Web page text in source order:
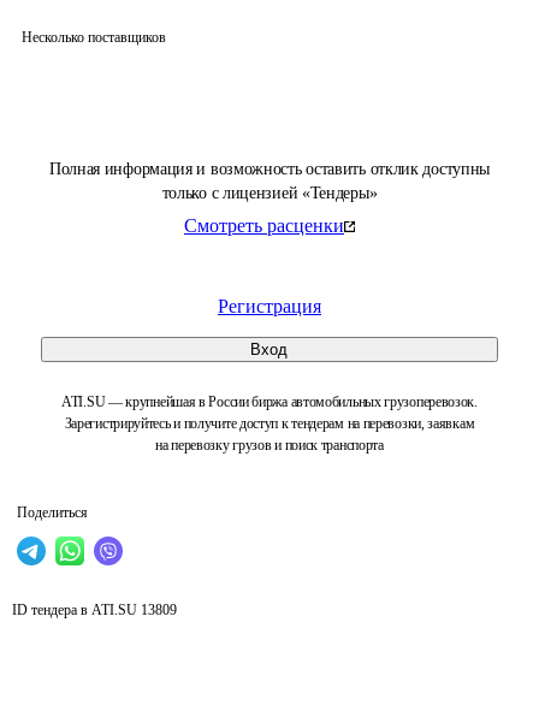
Полная информация и возможность оставить отклик доступны
только с лицензией «Тендеры»
Смотреть расценки
Регистрация
Вход
ATI.SU — крупнейшая в России биржа автомобильных грузоперевозок.
Зарегистрируйтесь и получите доступ к тендерам на перевозки, заявкам
на перевозку грузов и поиск транспорта
Поделиться
Несколько поставщиков
ID тендера в ATI.SU 13809